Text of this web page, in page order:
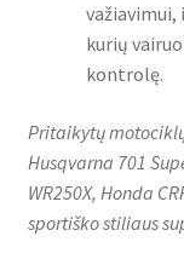
kurių
kontrolę.
Pritaikytų
Husqvarna 701
WR250X, Honda
sportiško stiliaus